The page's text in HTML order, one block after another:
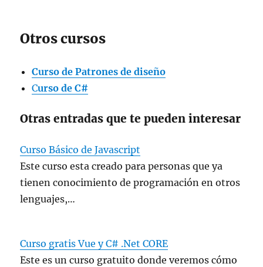
Otros cursos
Curso de Patrones de diseño
Curso de C#
Otras entradas que te pueden interesar
Curso Básico de Javascript
Este curso esta creado para personas que ya
tienen conocimiento de programación en otros
lenguajes,…
Curso gratis Vue y C# .Net CORE
Este es un curso gratuito donde veremos cómo